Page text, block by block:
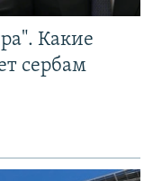
Какие
сербам